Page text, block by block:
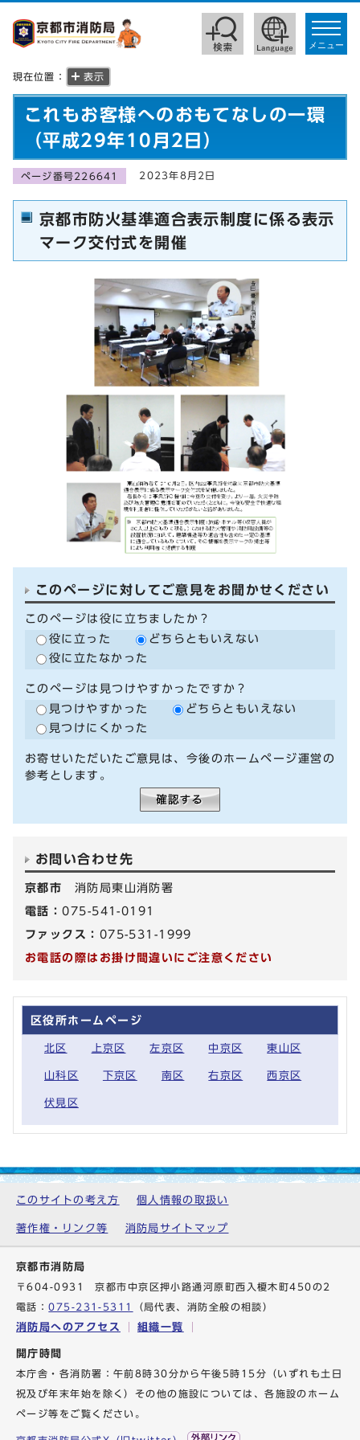
toggle
メニュー
現在位置： 表示
これもお客様へのおもてなしの一環
（平成29年10月2日）
ページ番号226641 2023年8月2日
京都市防火基準適合表示制度に係る表示
マーク交付式を開催
このページに対してご意見をお聞かせください
このページは役に立ちましたか？
役に立った
どちらともいえない
役に立たなかった
このページは見つけやすかったですか？
見つけやすかった
どちらともいえない
見つけにくかった
お寄せいただいたご意見は、今後のホームページ運営の
参考とします。
お問い合わせ先
京都市 消防局東山消防署
電話：075-541-0191
ファックス： 075-531-1999
お電話の際はお掛け間違いにご注意ください
区役所ホームページ
北区 上京区 左京区 中京区 東山区
山科区 下京区 南区 右京区 西京区
伏見区
このサイトの考え方 個人情報の取扱い
著作権・リンク等 消防局サイトマップ
京都市消防局
〒604-0931 京都市中京区押小路通河原町西入榎木町450の2
電話：075-231-5311 （局代表、消防全般の相談）
消防局へのアクセス 組織一覧
開庁時間
本庁舎・各消防署：午前8時30分から午後5時15分（いずれも土日
祝及び年末年始を除く）その他の施設については、各施設のホーム
ページ等をご覧ください。